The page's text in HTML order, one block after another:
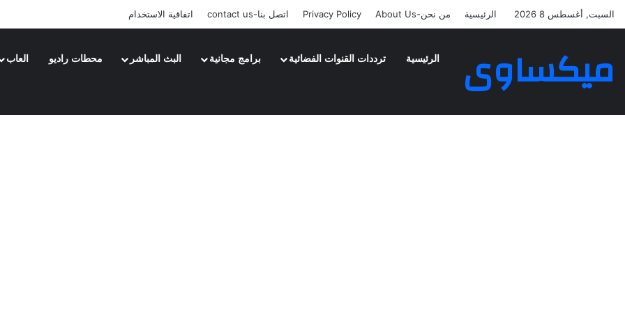
السبت, أغسطس 8 2026 الرئيسية من نحن-About Us Privacy Policy اتصل بنا-contact us اتفاقية الاستخدام
ميكساوى الرئيسية ترددات القنوات الفضائية برامج مجانية البث المباشر محطات راديو العاب